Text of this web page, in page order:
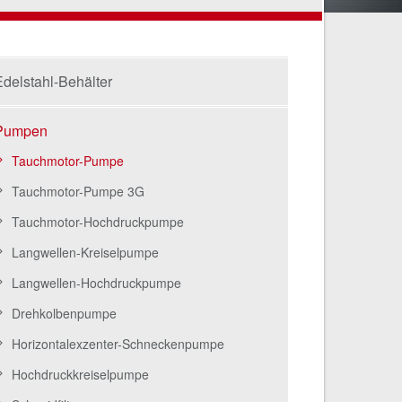
Behälter
Tauchmotor-Pumpe
Tauchmotor-Pumpe 3G
Tauchmotor-Hochdruckpumpe
Langwellen-Kreiselpumpe
Langwellen-Hochdruckpumpe
Drehkolbenpumpe
Horizontalexzenter-Schneckenpumpe
Hochdruckkreiselpumpe